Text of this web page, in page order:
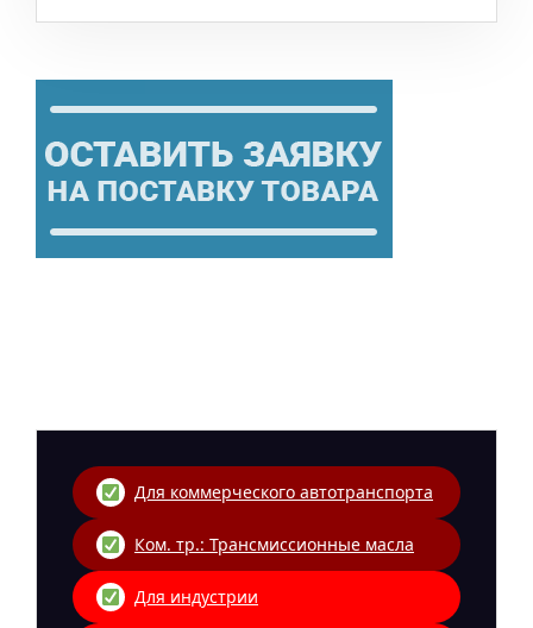
Для коммерческого автотранспорта
Ком. тр.: Трансмиссионные масла
Для индустрии